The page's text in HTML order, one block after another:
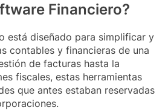
Financiero?
está diseñado para simplificar y
contables y financieras de una
de facturas hasta la
fiscales, estas herramientas
que antes estaban reservadas